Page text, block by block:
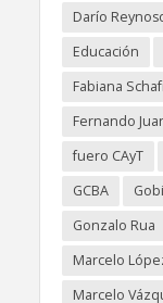
Darío
Educación
Fabiana
Fernando
fuero CAyT
GCBA
Gonzalo Rua
Marcelo
Marcelo